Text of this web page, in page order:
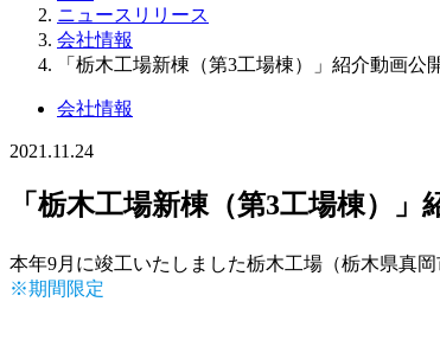
ニュースリリース
会社情報
「栃木工場新棟（第3工場棟）」紹介動画公
会社情報
2021.11.24
「栃木工場新棟（第3工場棟）
本年9月に竣工いたしました栃木工場（栃木県真
※期間限定